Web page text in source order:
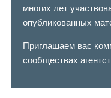
многих лет
опубликованных
Приглашаем вас
сообществах